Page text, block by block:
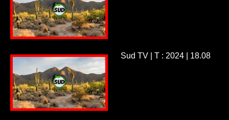
Sud TV | T : 2024 | 18.08